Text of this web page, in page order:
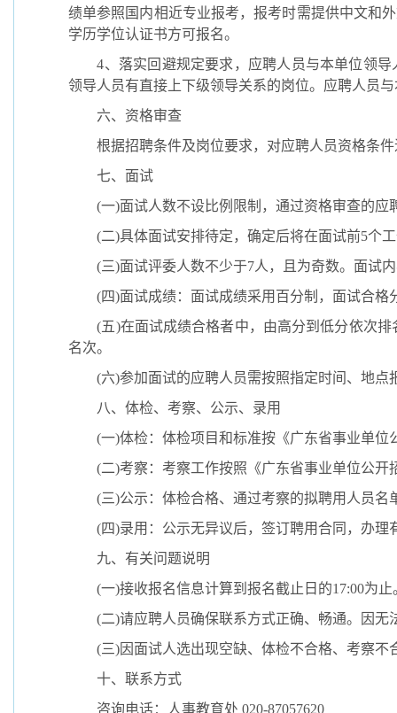
绩单参照国内相近专业报考，报考时需提供中文和
学历学位认证书方可报名。
4、落实回避规定要求，应聘人员与本单位领
领导人员有直接上下级领导关系的岗位。应聘人员
六、资格审查
根据招聘条件及岗位要求，对应聘人员资格条
七、面试
(一)面试人数不设比例限制，通过资格审查的应
(二)具体面试安排待定，确定后将在面试前5个
(三)面试评委人数不少于7人，且为奇数。面试
(四)面试成绩：面试成绩采用百分制，面试合格
(五)在面试成绩合格者中，由高分到低分依次排
名次。
(六)参加面试的应聘人员需按照指定时间、地
八、体检、考察、公示、录用
(一)体检：体检项目和标准按《广东省事业单
(二)考察：考察工作按照《广东省事业单位公
(三)公示：体检合格、通过考察的拟聘用人员
(四)录用：公示无异议后，签订聘用合同，办理
九、有关问题说明
(一)接收报名信息计算到报名截止日的17:00为止
(二)请应聘人员确保联系方式正确、畅通。因
(三)因面试人选出现空缺、体检不合格、考察
十、联系方式
咨询电话：人事教育处 020-87057620